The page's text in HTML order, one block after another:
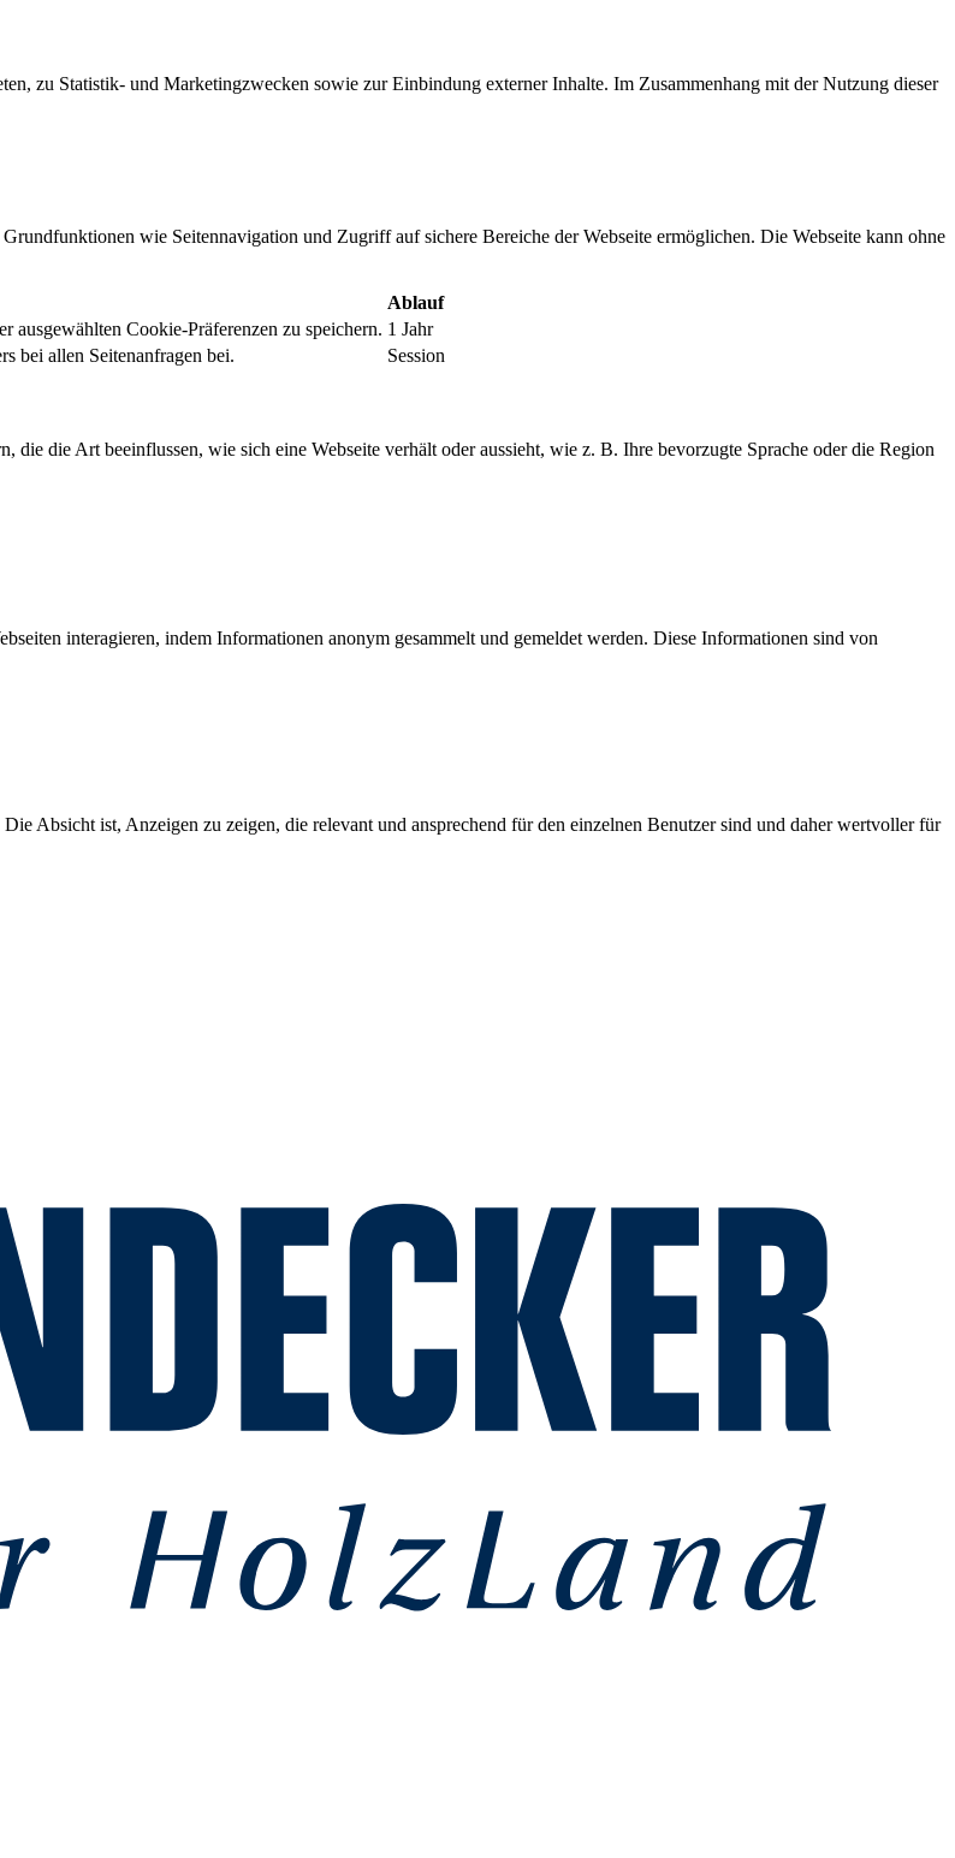
zu Statistik- und Marketingzwecken sowie zur Einbindung externer Inhalte. Im Zusammenhang mit der Nutzung dieser
wie Seitennavigation und Zugriff auf sichere Bereiche der Webseite ermöglichen. Die Webseite kann ohne
Ablauf
ausgewählten Cookie-Präferenzen zu speichern. 1 Jahr
bei allen Seitenanfragen bei. Session
die die Art beeinflussen, wie sich eine Webseite verhält oder aussieht, wie z. B. Ihre bevorzugte Sprache oder die Region
interagieren, indem Informationen anonym gesammelt und gemeldet werden. Diese Informationen sind von
Absicht ist, Anzeigen zu zeigen, die relevant und ansprechend für den einzelnen Benutzer sind und daher wertvoller für